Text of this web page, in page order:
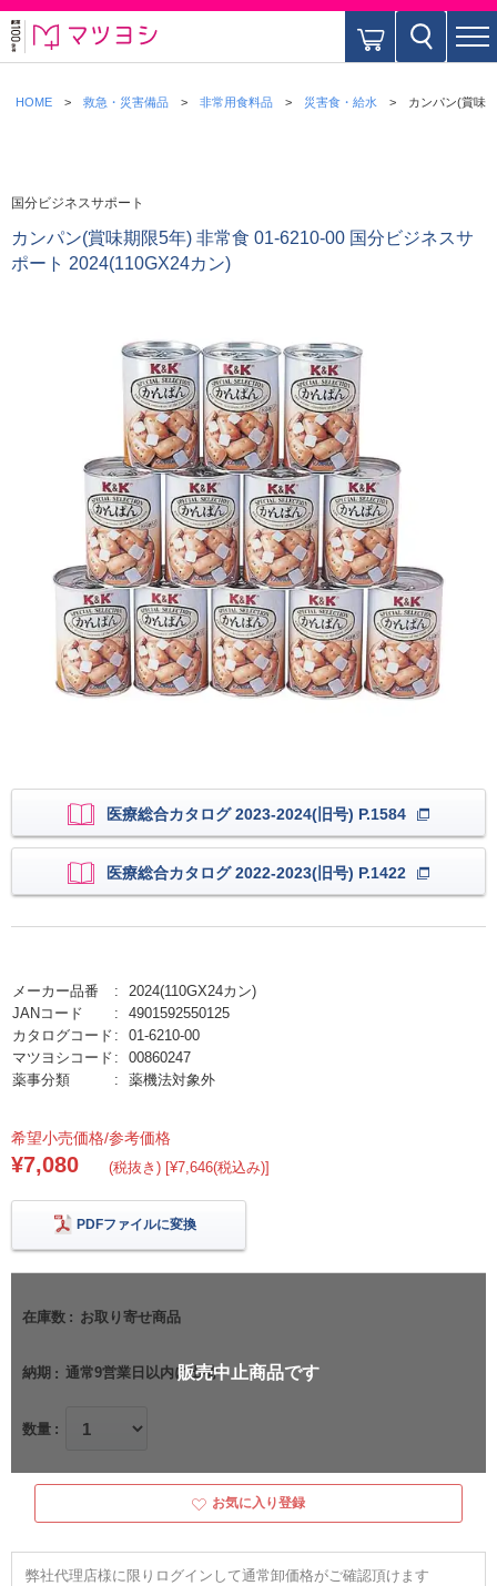
HOME 救急・災害備品 非常用食料品 災害食・給水 カンパン(賞味
国分ビジネスサポート
カンパン(賞味期限5年) 非常食 01-6210-00 国分ビジネスサ
ポート 2024(110GX24カン)
医療総合カタログ 2023-2024(旧号) P.1584
医療総合カタログ 2022-2023(旧号) P.1422
メーカー品番
2024(110GX24カン)
JANコード
4901592550125
カタログコード
01-6210-00
マツヨシコード
00860247
薬事分類
薬機法対象外
希望小売価格/参考価格
¥7,080 (税抜き) [¥7,646(税込み)]
PDFファイルに変換
在庫数 お取り寄せ商品
納期 通常9営業日以内に出荷
数量
販売中止商品です
お気に入り登録
弊社代理店様に限りログインして通常卸価格がご確認頂けます